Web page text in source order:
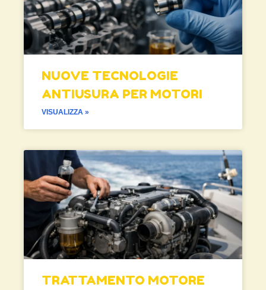
NUOVE TECNOLOGIE
ANTIUSURA PER MOTORI
VISUALIZZA »
TRATTAMENTO MOTORE